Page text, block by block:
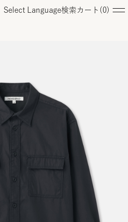
Select Language検索 カート( 0)